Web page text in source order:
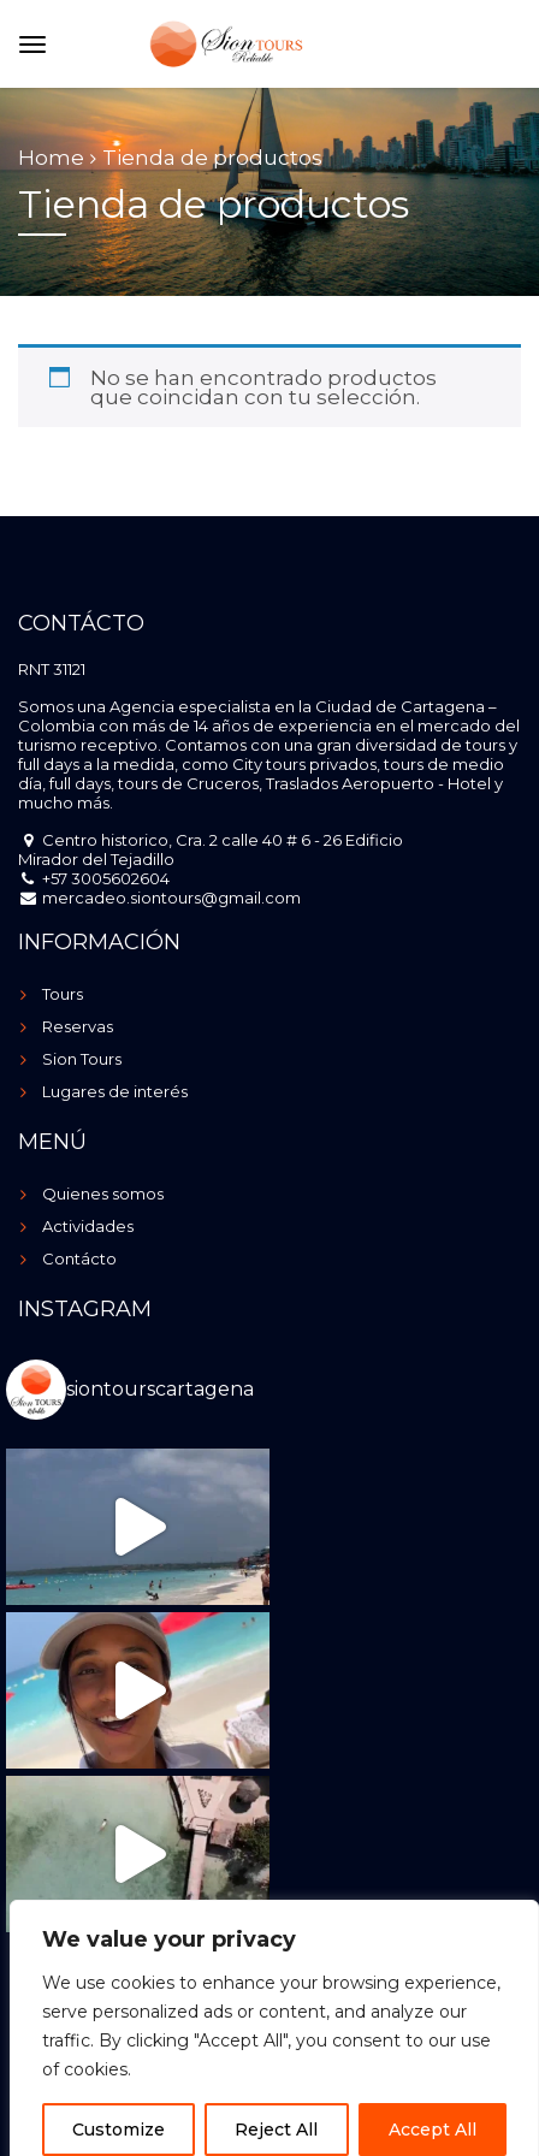
We value your privacy
We use cookies to enhance your browsing experience,
serve personalized ads or content, and analyze our
traffic. By clicking "Accept All", you consent to our use
of cookies.
Customize Reject All Accept All
Home Tienda de productos
Tienda de productos
No se han encontrado productos
que coincidan con tu selección.
CONTÁCTO
RNT 31121
Somos una Agencia especialista en la Ciudad de Cartagena –
Colombia con más de 14 años de experiencia en el mercado del
turismo receptivo. Contamos con una gran diversidad de tours y
full days a la medida, como City tours privados, tours de medio
día, full days, tours de Cruceros, Traslados Aeropuerto - Hotel y
mucho más.
Centro historico, Cra. 2 calle 40 # 6 - 26 Edificio
Mirador del Tejadillo
+57 3005602604
mercadeo.siontours@gmail.com
INFORMACIÓN
Tours
Reservas
Sion Tours
Lugares de interés
MENÚ
Quienes somos
Actividades
Contácto
INSTAGRAM
siontourscartagena
Cargar más Seguir en Instagram
Terminos y condiciones
|
ES